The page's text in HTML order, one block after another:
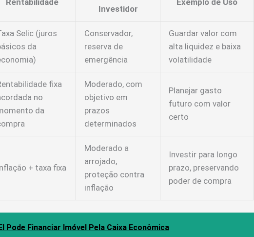
Investidor
Selic (juros
da
Conservador,
reserva de
emergência
Guardar valor com
alta liquidez e baixa
volatilidade
fixa
no
da
Moderado, com
objetivo em
prazos
determinados
Planejar gasto
futuro com valor
certo
+ taxa fixa
Moderado a
arrojado,
proteção contra
inflação
Investir para longo
prazo, preservando
poder de compra
Pode Financiar Imóvel Pela Caixa Econômica